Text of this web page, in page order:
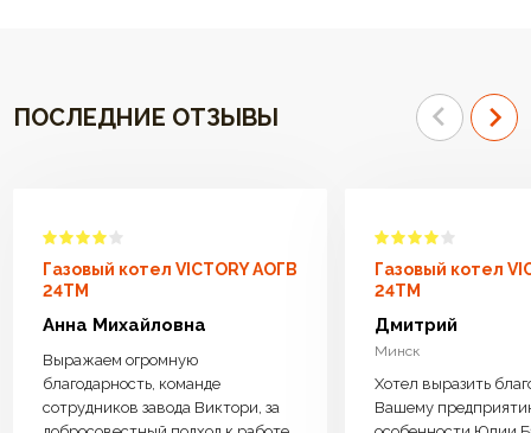
ПОСЛЕДНИЕ ОТЗЫВЫ
Газовый котел VICTORY АОГВ
24TM
Анна Михайловна
Выражаем огромную
благодарность, команде
сотрудников завода Виктори, за
Газовый котел
24TM
Дмитрий
Минск
Хотел выразить
Вашему